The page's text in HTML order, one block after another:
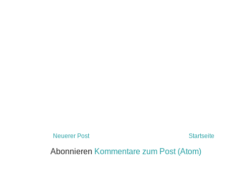
Neuerer Post Startseite
Abonnieren Kommentare zum Post (Atom)